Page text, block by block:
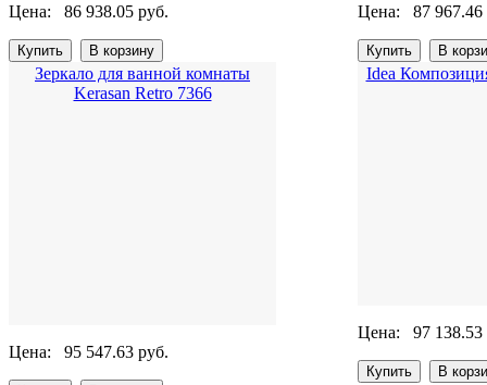
Цена: 86 938.05 руб. Цена: 87 967.46
Зеркало для ванной комнаты
Kerasan Retro 7366
Цена: 95 547.63 руб.
Idea
Цена: 97 138.53